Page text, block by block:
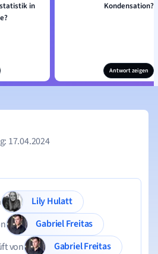
in
Kondensation?
Antwort zeigen
17.04.2024
Lily Hulatt
Gabriel Freitas
von
Gabriel Freitas